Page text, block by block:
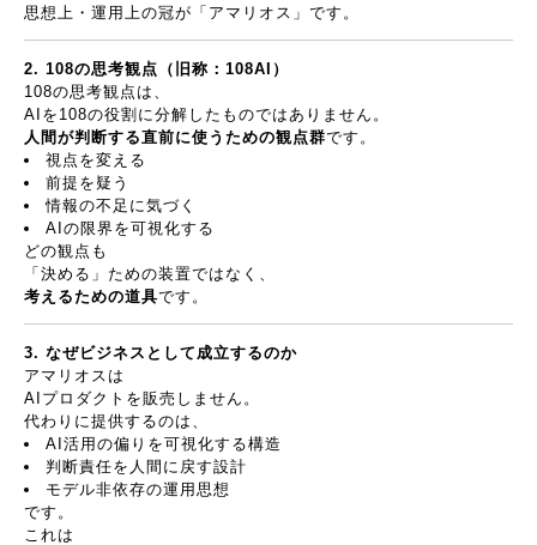
思想上・運用上の冠が「アマリオス」です。
2. 108の思考観点（旧称： 108AI ）
108の思考観点は、
AI を 108の役割に分解したものではありません。
人間が判断する直前に使うための観点群です。
視点を変える
前提を疑う
情報の不足に気づく
AI の限界を可視化する
どの観点も
「決める」ための装置ではなく、
考えるための道具です。
3. なぜビジネスとして成立するのか
アマリオスは
AI プロダクトを販売しません。
代わりに提供するのは、
AI 活用の偏りを可視化する構造
判断責任を人間に戻す設計
モデル非依存の運用思想
です。
これは